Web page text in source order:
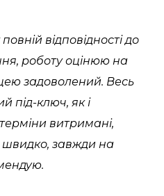
відповідності до
роботу оцінюю на
задоволений. Весь
під-ключ, як і
витримані,
швидко, завжди на